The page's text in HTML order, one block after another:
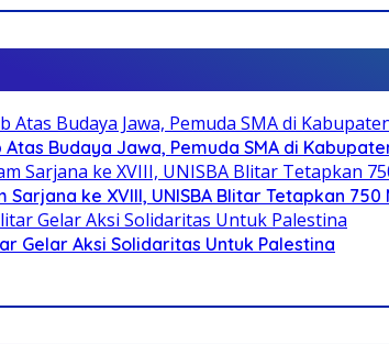
Budaya Jawa, Pemuda SMA di
ke XVIII, UNISBA Blitar Tetapkan
Gelar Aksi Solidaritas Untuk Palestina